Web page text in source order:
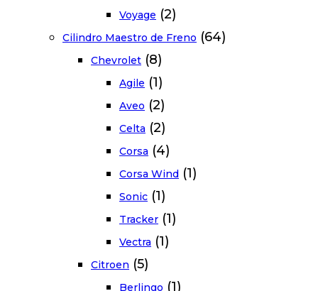
Voyage (2)
Cilindro Maestro de Freno (64)
Chevrolet (8)
Agile (1)
Aveo (2)
Celta (2)
Corsa (4)
Corsa Wind (1)
Sonic (1)
Tracker (1)
Vectra (1)
Citroen (5)
Berlingo (1)